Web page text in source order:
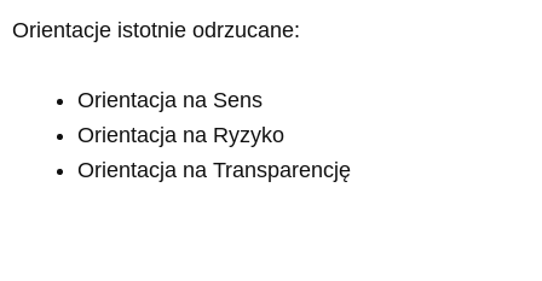
Orientacje istotnie odrzucane:
Orientacja na Sens
Orientacja na Ryzyko
Orientacja na Transparencję